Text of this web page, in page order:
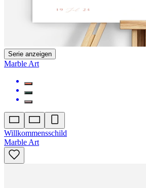
Serie anzeigen
Marble Art
Willkommensschild
Marble Art